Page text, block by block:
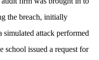
the breach, initially
attack performed
school issued a request for